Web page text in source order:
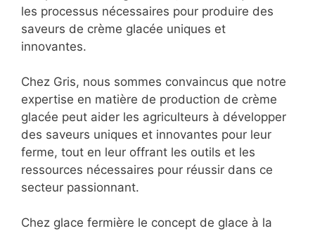
les processus nécessaires pour produire des
saveurs de crème glacée uniques et
innovantes.
Chez Gris, nous sommes convaincus que notre
expertise en matière de production de crème
glacée peut aider les agriculteurs à développer
des saveurs uniques et innovantes pour leur
ferme, tout en leur offrant les outils et les
ressources nécessaires pour réussir dans ce
secteur passionnant.
Chez glace fermière le concept de glace à la